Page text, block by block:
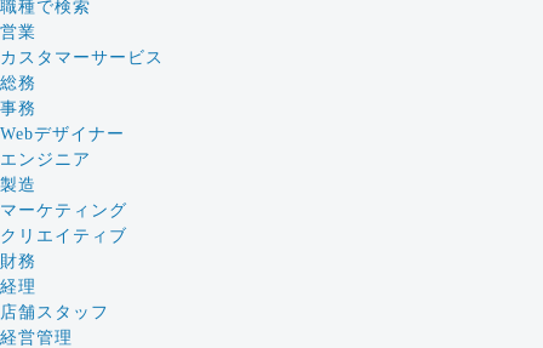
職種で検索
営業
カスタマーサービス
総務
事務
Webデザイナー
エンジニア
製造
マーケティング
クリエイティブ
財務
経理
店舗スタッフ
経営管理